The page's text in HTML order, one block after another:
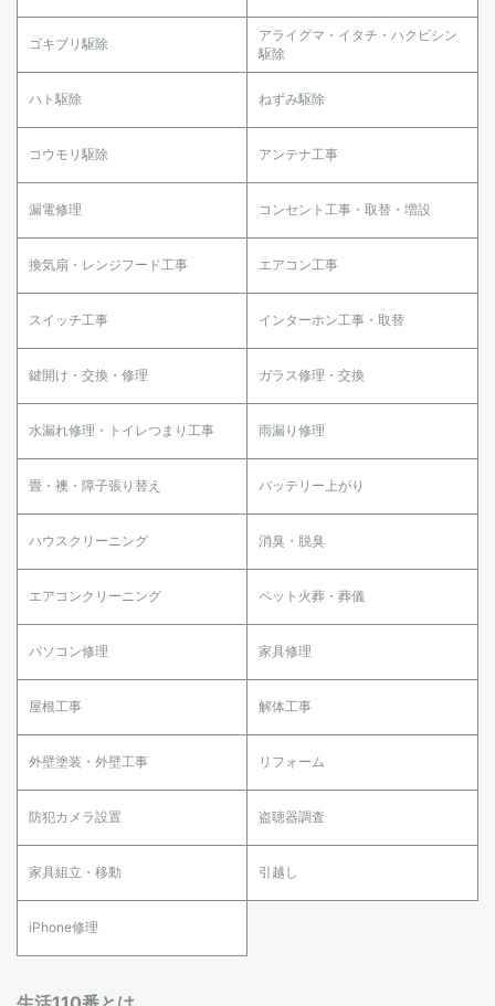
ゴキブリ駆除
アライグマ・イタチ・ハクビシン
駆除
ハト駆除 ねずみ駆除
コウモリ駆除 アンテナ工事
漏電修理 コンセント工事・取替・増設
換気扇・レンジフード工事 エアコン工事
スイッチ工事 インターホン工事・取替
鍵開け・交換・修理 ガラス修理・交換
水漏れ修理・トイレつまり工事 雨漏り修理
畳・襖・障子張り替え バッテリー上がり
ハウスクリーニング 消臭・脱臭
エアコンクリーニング ペット火葬・葬儀
パソコン修理 家具修理
屋根工事 解体工事
外壁塗装・外壁工事 リフォーム
防犯カメラ設置 盗聴器調査
家具組立・移動 引越し
iPhone修理